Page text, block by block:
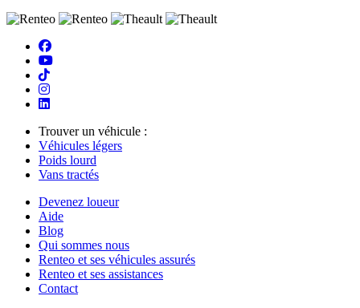
Trouver un véhicule :
Véhicules légers
Poids lourd
Vans tractés
Devenez loueur
Aide
Blog
Qui sommes nous
Renteo et ses véhicules assurés
Renteo et ses assistances
Contact